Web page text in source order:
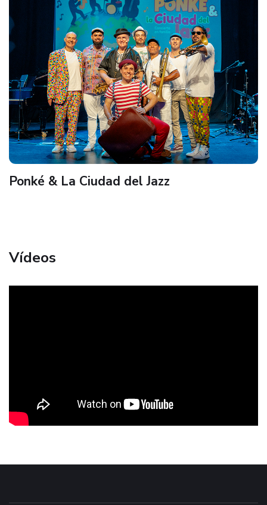
Ponké & La Ciudad del Jazz
Vídeos